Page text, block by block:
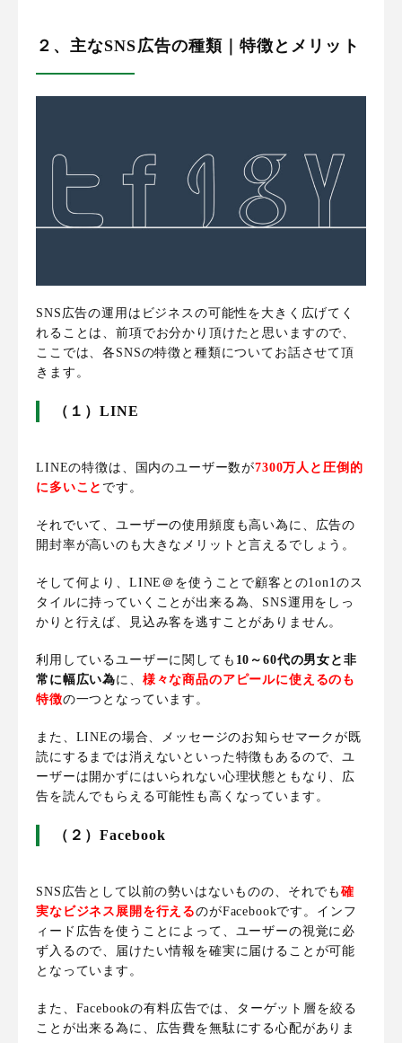
２、主なSNS広告の種類｜特徴とメリット
SNS広告の運用はビジネスの可能性を大きく広げてく
れることは、前項でお分かり頂けたと思いますので、
ここでは、各SNSの特徴と種類についてお話させて頂
きます 。
（１）LINE
LINEの特徴は、 国内のユーザー数が7300万人と圧倒的
に多いこと です 。
それでいて、ユーザーの使用頻度も高い為に、広告の
開封率が高いのも大きなメリットと言えるでしょう。
そして何より、 LINE＠を使うことで顧客との1on1のス
タイルに持っていくことが出来る為、SNS運用をしっ
かりと行えば、見込み客を逃すことがありません。
利用しているユーザーに関しても 10～60代の男女と非
常に幅広い為に、 様々な商品のアピールに使えるのも
特徴の一つとなっています。
また、LINEの場合、メッセージのお知らせマークが既
読にするまでは消えないといった特徴もあるので、ユ
ーザーは開かずにはいられない心理状態ともなり、広
告を読んでもらえる可能性も高くなっています。
（２）Facebook
SNS広告として以前の勢いはないものの、それでも確
実なビジネス展開を行えるのがFacebookです。インフ
ィード広告を使うことによって、ユーザーの視覚に必
ず入るので、届けたい情報を確実に届けることが可能
となっています。
また、 Facebookの有料広告では、ターゲット層を絞る
ことが出来る為に、広告費を無駄にする心配がありま